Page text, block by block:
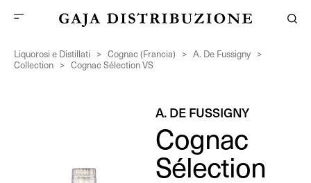
Liquorosi e Distillati > Cognac (Francia) > A. De Fussigny >
Collection > Cognac Sélection VS
A. DE FUSSIGNY
Cognac
Sélection